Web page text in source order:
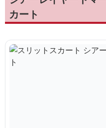
カート